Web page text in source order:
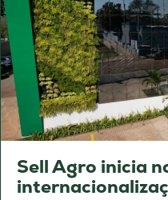
Sell Agro inicia